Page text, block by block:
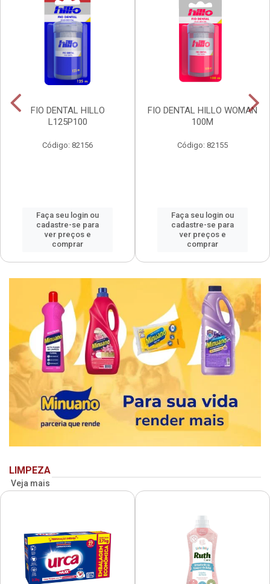
FIO DENTAL HILLO
L125P100
Código: 82156
Faça seu login ou
cadastre-se para
ver preços e
comprar
FIO DENTAL HILLO WOMAN
100M
Código: 82155
Faça seu login ou
cadastre-se para
ver preços e
comprar
LIMPEZA
Veja mais